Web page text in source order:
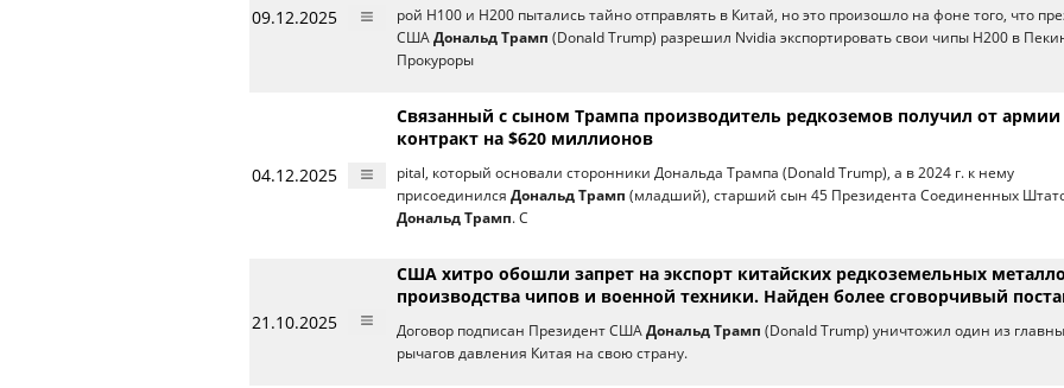
09.12.2025
рой H100 и H200 пытались тайно отправлять в Китай, но это произошло на фоне того, что
США Дональд Трамп (Donald Trump) разрешил Nvidia экспортировать свои чипы H200 в
Прокуроры
04.12.2025
Связанный с сыном Трампа производитель редкоземов получил от
контракт на $620 миллионов
pital, который основали сторонники Дональда Трампа (Donald Trump), а в 2024 г. к нему
присоединился Дональд Трамп (младший), старший сын 45 Президента Соединенных
Дональд Трамп. С
21.10.2025
США хитро обошли запрет на экспорт китайских редкоземельных
производства чипов и военной техники. Найден более сговорчивый
Договор подписан Президент США Дональд Трамп (Donald Trump) уничтожил один из
рычагов давления Китая на свою страну.